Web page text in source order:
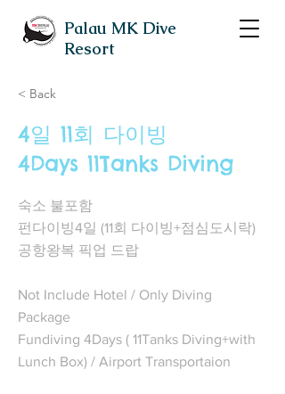
Palau MK Dive
Resort
< Back
4일 11회 다이빙
4Days 11Tanks Diving
숙소 불포함
펀다이빙4일 (11회 다이빙+점심도시락)
공항왕복 픽업 드랍
Not Include Hotel / Only Diving
Package
Fundiving 4Days ( 11Tanks Diving+with
Lunch Box) / Airport Transportaion